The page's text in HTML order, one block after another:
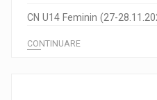
CN U14 Feminin (27-
CONTINUARE